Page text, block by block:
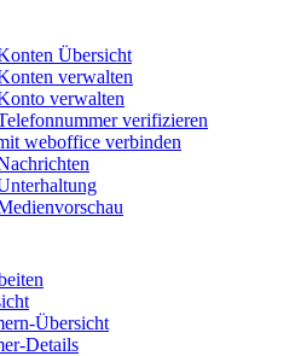
Übersicht
verwalten
verwalten
verifizieren
weboffice verbinden
Übersicht
Details